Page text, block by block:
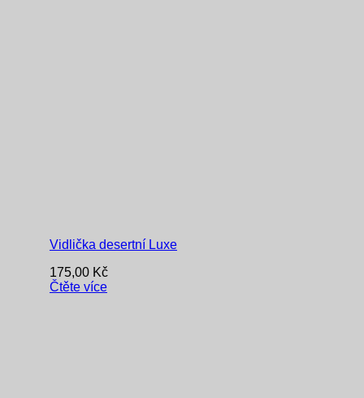
Vidlička desertní Luxe
175,00 Kč
Čtěte více